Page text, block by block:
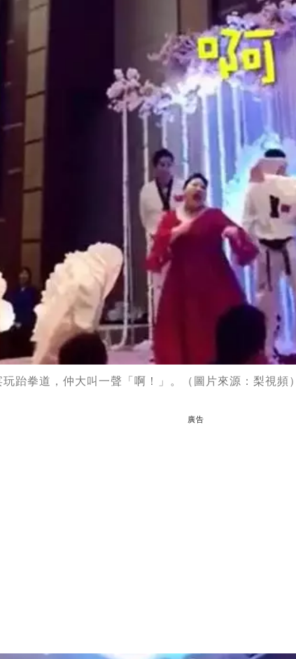
跆拳道，仲大叫一聲「啊！」。（圖片來源：梨視頻）
廣告